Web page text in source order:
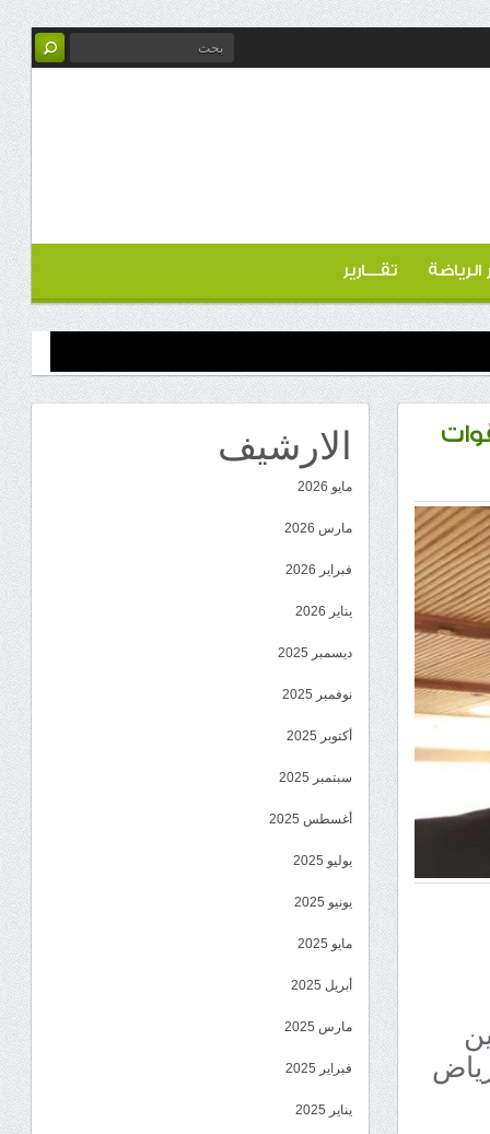
الرياضة تقـــارير
الارشيف
مايو 2026
مارس 2026
فبراير 2026
يناير 2026
ديسمبر 2025
نوفمبر 2025
أكتوبر 2025
سبتمبر 2025
أغسطس 2025
يوليو 2025
يونيو 2025
مايو 2025
أبريل 2025
مارس 2025
فبراير 2025
يناير 2025